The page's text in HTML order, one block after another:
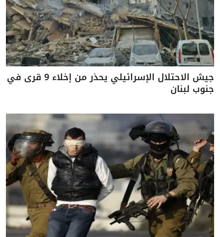
جيش الاحتلال الإسرائيلي يحذر من إخلاء 9 قرى في
جنوب لبنان